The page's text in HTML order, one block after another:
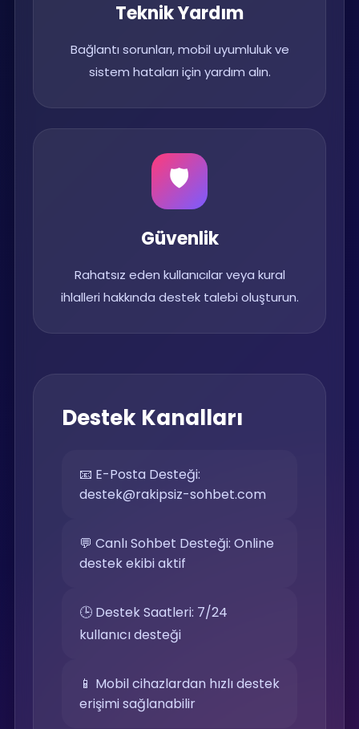
Teknik Yardım
Bağlantı sorunları, mobil uyumluluk ve
sistem hataları için yardım alın.
🛡️
Güvenlik
Rahatsız eden kullanıcılar veya kural
ihlalleri hakkında destek talebi oluşturun.
Destek Kanalları
📧 E-Posta Desteği:
destek@rakipsiz-sohbet.com
💬 Canlı Sohbet Desteği: Online
destek ekibi aktif
🕒 Destek Saatleri: 7/24
kullanıcı desteği
📱 Mobil cihazlardan hızlı destek
erişimi sağlanabilir